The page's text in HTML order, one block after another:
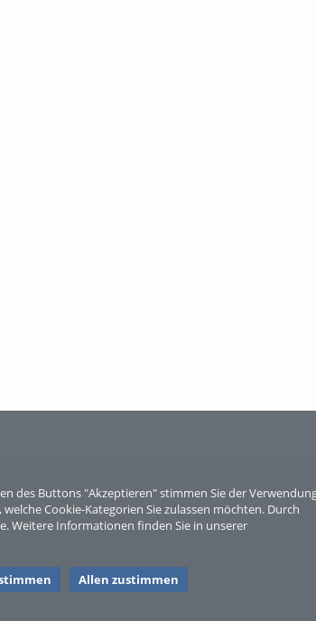
des Buttons "Akzeptieren" stimmen Sie der
Cookie-Kategorien Sie zulassen möchten. Durch
Weitere Informationen finden Sie in unserer
Allen zustimmen